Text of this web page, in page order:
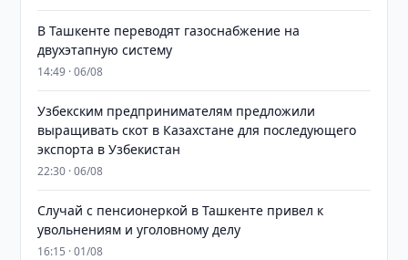
В Ташкенте переводят газоснабжение на
двухэтапную систему
14:49 · 06/08
Узбекским предпринимателям предложили
выращивать скот в Казахстане для последующего
экспорта в Узбекистан
22:30 · 06/08
Случай с пенсионеркой в Ташкенте привел к
увольнениям и уголовному делу
16:15 · 01/08